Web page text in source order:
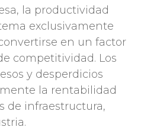
la productividad
exclusivamente
en un factor
competitividad. Los
y desperdicios
la rentabilidad
de infraestructura,